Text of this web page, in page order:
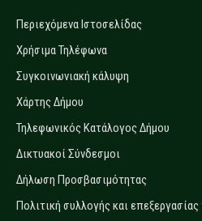
Περιεχόμενα Ιστοσελίδας
Χρήσιμα Τηλέφωνα
Συγκοινωνιακή κάλυψη
Χάρτης Δήμου
Τηλεφωνικός Κατάλογος Δήμου
Δικτυακοί Σύνδεσμοι
Δήλωση Προσβασιμότητας
Πολιτική συλλογής και